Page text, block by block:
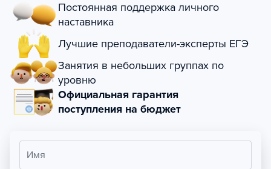
Постоянная поддержка личного
наставника
Лучшие преподаватели-эксперты ЕГЭ
Занятия в небольших группах по
уровню
Официальная гарантия
поступления на бюджет
Имя